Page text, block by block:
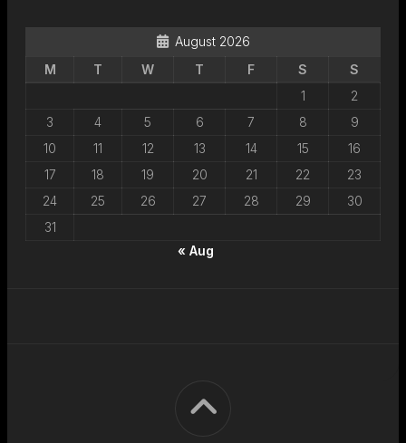
August 2026
M
T W T F S
S
1
2
3
4 5 6 7 8
9
10
11 12 13 14 15
16
17
18 19 20 21 22
23
24
25 26 27 28 29
30
31
« Aug